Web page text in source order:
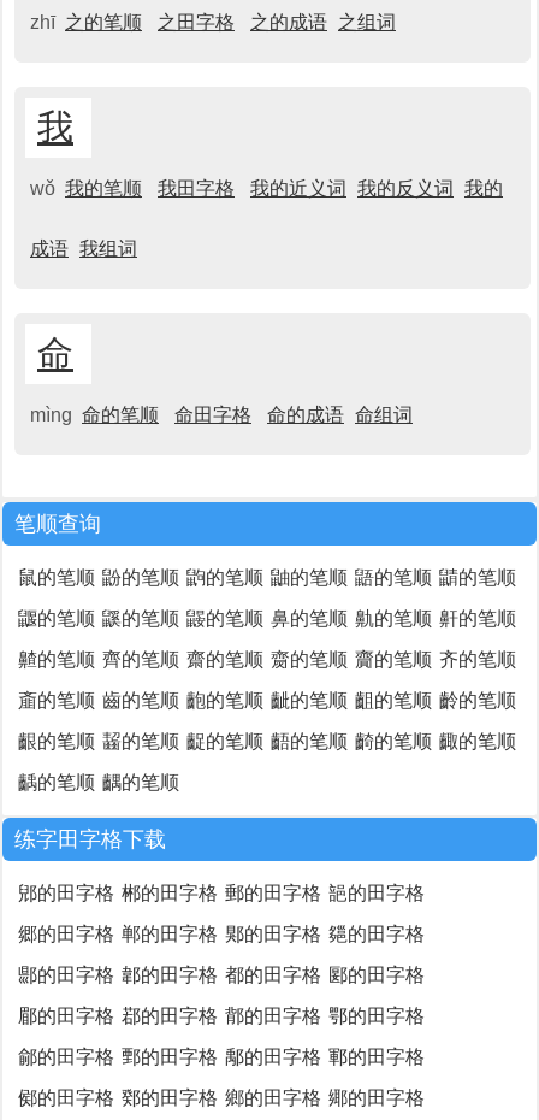
zhī 之的笔顺 之田字格 之的成语 之组词
我
wǒ 我的笔顺 我田字格 我的近义词 我的反义词 我的
成语 我组词
命
mìng 命的笔顺 命田字格 命的成语 命组词
笔顺查询
鼠的笔顺 鼢的笔顺 鼩的笔顺 鼬的笔顺 鼯的笔顺 鼱的笔顺
鼴的笔顺 鼷的笔顺 鼹的笔顺 鼻的笔顺 鼽的笔顺 鼾的笔顺
齄的笔顺 齊的笔顺 齋的笔顺 齌的笔顺 齎的笔顺 齐的笔顺
齑的笔顺 齒的笔顺 齙的笔顺 齜的笔顺 齟的笔顺 齡的笔顺
齦的笔顺 齧的笔顺 齪的笔顺 齬的笔顺 齮的笔顺 齱的笔顺
齲的笔顺 齵的笔顺
练字田字格下载
郳的田字格 郴的田字格 郵的田字格 郶的田字格
郷的田字格 郸的田字格 郹的田字格 郺的田字格
郻的田字格 郼的田字格 都的田字格 郾的田字格
郿的田字格 鄀的田字格 鄁的田字格 鄂的田字格
鄃的田字格 鄄的田字格 鄅的田字格 鄆的田字格
鄇的田字格 鄈的田字格 鄉的田字格 鄊的田字格